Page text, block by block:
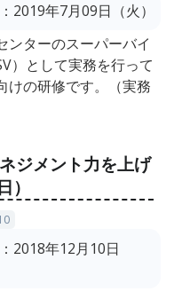
2019年7月09日（火）
ンターのスーパーバイ
）として実務を行って
けの研修です。（実務
ジメント力を上げ
）
2018年12月10日